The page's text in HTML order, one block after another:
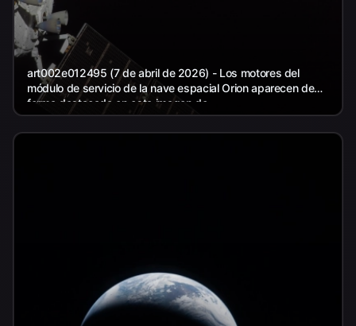
art002e012495 (7 de abril de 2026) - Los motores del
módulo de servicio de la nave espacial Orion aparecen de
forma destacada en esta imagen de...